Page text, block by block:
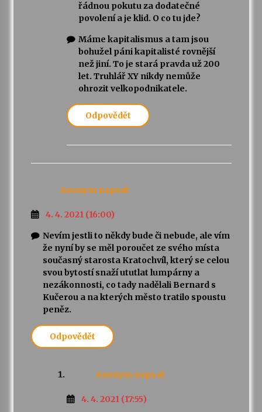
řádnou pokutu za dodatečné
povolení a je klid. O co tu jde?
Máme kapitalismus a tam jsou
bohužel páni kapitalisté rovnější
než jiní. To je stará pravda už 200
let. Truhlář XY nikdy nemůže
ohrozit velkopodnikatele.
Odpovědět
Anonym napsal:
4. 4. 2021 (16:00)
Nevím jestli to někdy bude či nebude, ale vím
že nyní by se měl poroučet ze svého místa
současný starosta Kratochvíl, který se celou
svou bytostí snaží ututlat lumpárny a
nezákonnosti, co tady nadělali Bernard s
Kučerou a na kterých město tratilo spoustu
peněz.
Odpovědět
Anonym napsal:
4. 4. 2021 (17:55)